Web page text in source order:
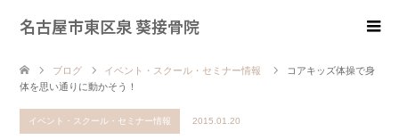
名古屋市東区泉 葵接骨院
ブログ イベント・スクール・セミナー情報
コアキッズ体操で身
体を思い通りに動かそう！
イベント・スクール・セミナー情報 2015.01.20